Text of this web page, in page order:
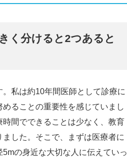
く分けると2つあると
私は約10年間医師として診療に
ることの重要性を感じていまし
間でできることは少なく、教育
した。そこで、まずは医療者に
の身近な大切な人に伝えていっ